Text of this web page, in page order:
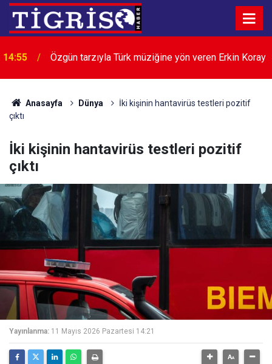
14:55
Özgün tarzıyla Türk müziğine yön veren Erkin Koray
Anasayfa Dünya
İki kişinin hantavirüs testleri pozitif
çıktı
İki kişinin hantavirüs testleri pozitif
çıktı
Yayınlanma: 11 Mayıs 2026 Pazartesi 14:21